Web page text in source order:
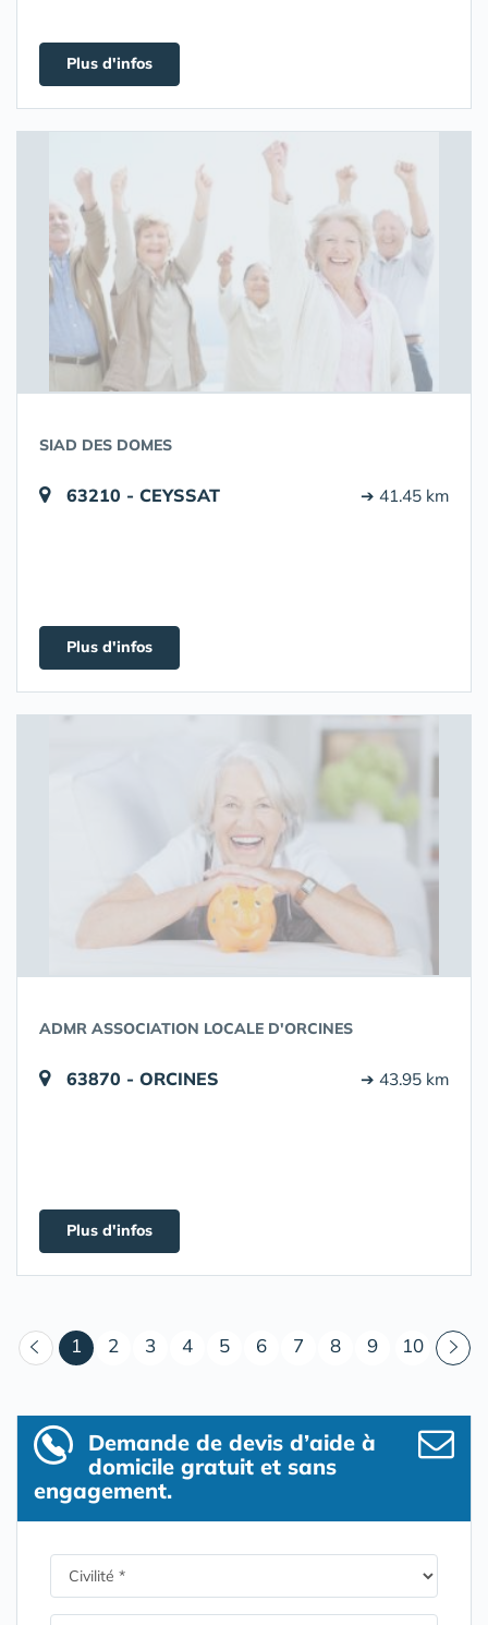
Plus d'infos
SIAD DES DOMES
63210 - CEYSSAT ➔ 41.45 km
Plus d'infos
ADMR ASSOCIATION LOCALE D'ORCINES
63870 - ORCINES ➔ 43.95 km
Plus d'infos
1 (courant)
2 3 4 5 6 7 8 9 10
Demande de devis d’aide à
domicile gratuit et sans
engagement.